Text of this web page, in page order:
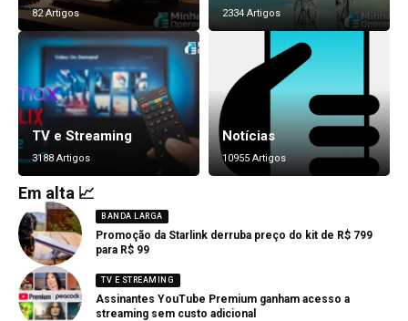
82 Artigos 2334 Artigos
TV e Streaming
3188 Artigos
Notícias
10955 Artigos
Em alta 📈
BANDA LARGA
Promoção da Starlink derruba preço do kit de R$ 799
para R$ 99
TV E STREAMING
Assinantes YouTube Premium ganham acesso a
streaming sem custo adicional